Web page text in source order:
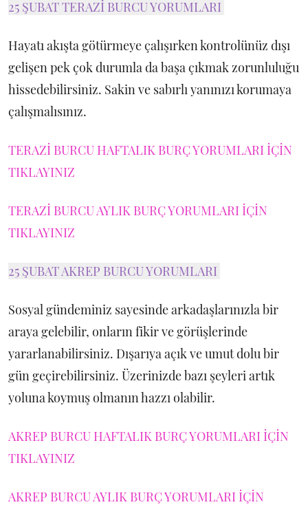
25 ŞUBAT TERAZİ BURCU YORUMLARI
Hayatı akışta götürmeye çalışırken kontrolünüz dışı
gelişen pek çok durumla da başa çıkmak zorunluluğu
hissedebilirsiniz. Sakin ve sabırlı yanınızı korumaya
çalışmalısınız.
TERAZİ BURCU HAFTALIK BURÇ YORUMLARI İÇİN
TIKLAYINIZ
TERAZİ BURCU AYLIK BURÇ YORUMLARI İÇİN
TIKLAYINIZ
25 ŞUBAT AKREP BURCU YORUMLARI
Sosyal gündeminiz sayesinde arkadaşlarınızla bir
araya gelebilir, onların fikir ve görüşlerinde
yararlanabilirsiniz. Dışarıya açık ve umut dolu bir
gün geçirebilirsiniz. Üzerinizde bazı şeyleri artık
yoluna koymuş olmanın hazzı olabilir.
AKREP BURCU HAFTALIK BURÇ YORUMLARI İÇİN
TIKLAYINIZ
AKREP BURCU AYLIK BURÇ YORUMLARI İÇİN